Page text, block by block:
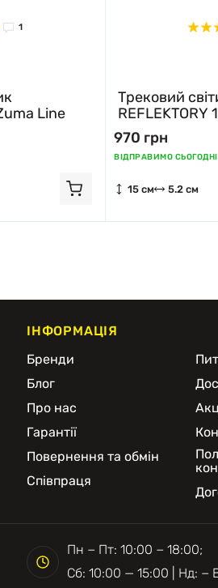
1
Line
Трековий
REFLEKTORY
970 грн
ВІДПРАВИМО
15 см 5.2 см
ІНФОРМАЦІЯ
Бренди
Блог
Про нас
Гарантії
Повернення та обмін
Співпраця
Пн − Пт: 10:00 − 18:00;
Сб: 10:00 — 15:00 | Нд: −